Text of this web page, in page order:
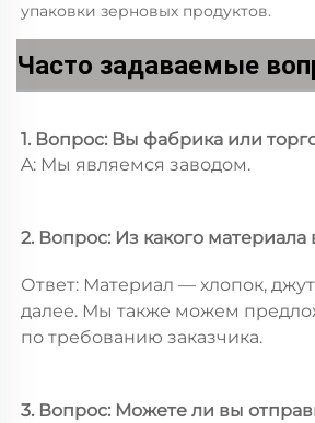
упаковки зерновых продуктов.
Часто задаваемые
1. Вопрос: Вы фабрика или
A: Мы являемся заводом.
2. Вопрос: Из какого
Ответ: Материал — хлопок,
далее. Мы также можем
по требованию заказчика.
3. Вопрос: Можете ли вы